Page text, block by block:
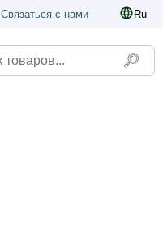
Связаться с нами Ru